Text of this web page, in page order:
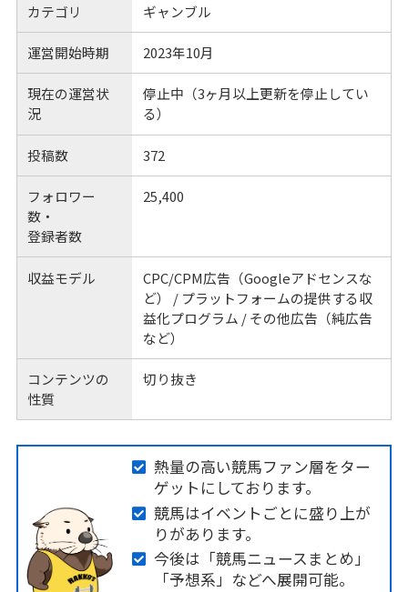
カテゴリ ギャンブル
運営開始時期 2023年10月
現在の運営状
況
停止中（3ヶ月以上更新を停止してい
る）
投稿数 372
フォロワー
数・
登録者数
25,400
収益モデル
CPC/CPM広告（Googleアドセンスな
ど） / プラットフォームの提供する収
益化プログラム / その他広告（純広告
など）
コンテンツの
性質
切り抜き
熱量の高い競馬ファン層をター
ゲットにしております。
競馬はイベントごとに盛り上が
りがあります。
今後は「競馬ニュースまとめ」
「予想系」などへ展開可能。